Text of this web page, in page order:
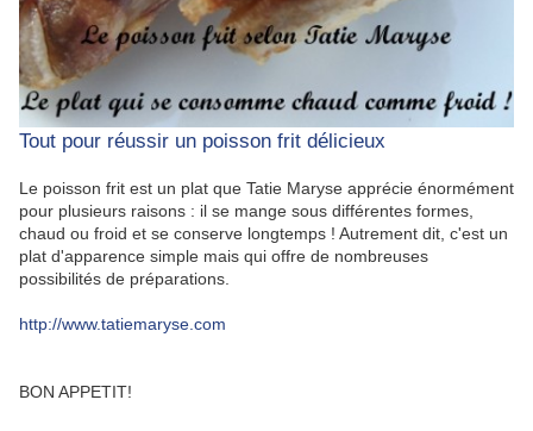
Tout pour réussir un poisson frit délicieux
Le poisson frit est un plat que Tatie Maryse apprécie énormément
pour plusieurs raisons : il se mange sous différentes formes,
chaud ou froid et se conserve longtemps ! Autrement dit, c'est un
plat d'apparence simple mais qui offre de nombreuses
possibilités de préparations.
http://www.tatiemaryse.com
BON APPETIT!